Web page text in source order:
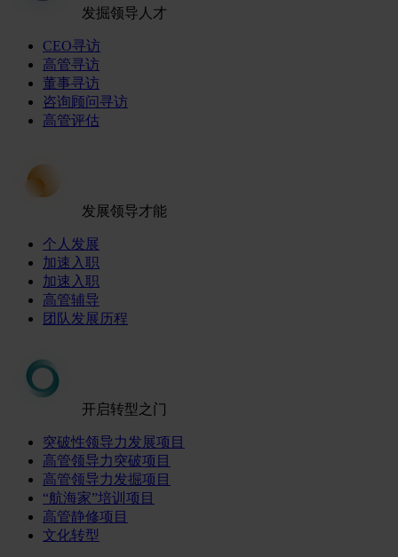
发掘领导人才
CEO寻访
高管寻访
董事寻访
咨询顾问寻访
高管评估
发展领导才能
个人发展
加速入职
加速入职
高管辅导
团队发展历程
开启转型之门
突破性领导力发展项目
高管领导力突破项目
高管领导力发掘项目
“航海家”培训项目
高管静修项目
文化转型